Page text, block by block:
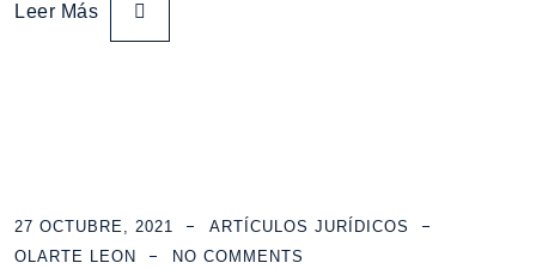
Leer Más
27 OCTUBRE, 2021
ARTÍCULOS JURÍDICOS
OLARTE LEON
NO COMMENTS